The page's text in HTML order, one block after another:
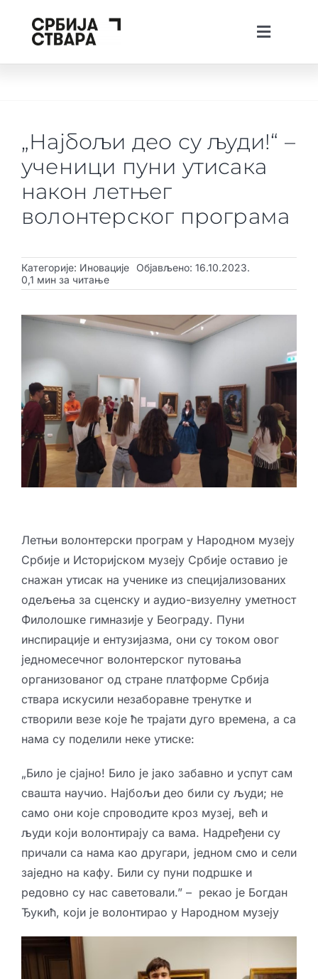
content
Toggle
eng
ћир
lat
Пројекти
Creative Tech Workshops
Стварај у Србији
Креативне индустрије
Публикације
Сарађуј са нама
Промо бокс
Партнери
Контакт
„Најбољи део су људи!“ –
ученици пуни утисака
након летњег
волонтерског програма
Категорије: Иновације Објављено: 16.10.2023.
0,1 мин за читање
Летњи волонтерски програм у Народном музеју
Србије и Историјском музеју Србије оставио је
снажан утисак на ученике из специјализованих
одељења за сценску и аудио-визуелну уметност
Филолошке гимназије у Београду. Пуни
инспирације и ентузијазма, они су током овог
једномесечног волонтерског путовања
организованог од стране платформе Србија
ствара искусили незаборавне тренутке и
створили везе које ће трајати дуго времена, а са
нама су поделили неке утиске:
„Било је сјајно! Било је јако забавно и успут сам
свашта научио. Најбољи део били су људи; не
само они које спроводите кроз музеј, већ и
људи који волонтирају са вама. Надређени су
причали са нама као другари, једном смо и сели
заједно на кафу. Били су пуни подршке и
редовно су нас саветовали.” – рекао је Богдан
Ђукић, који је волонтирао у Народном музеју